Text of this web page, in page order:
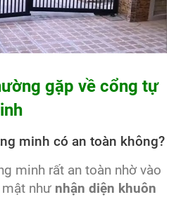
gặp về cổng tự
minh có an toàn không?
minh rất an toàn nhờ vào
như nhận diện khuôn